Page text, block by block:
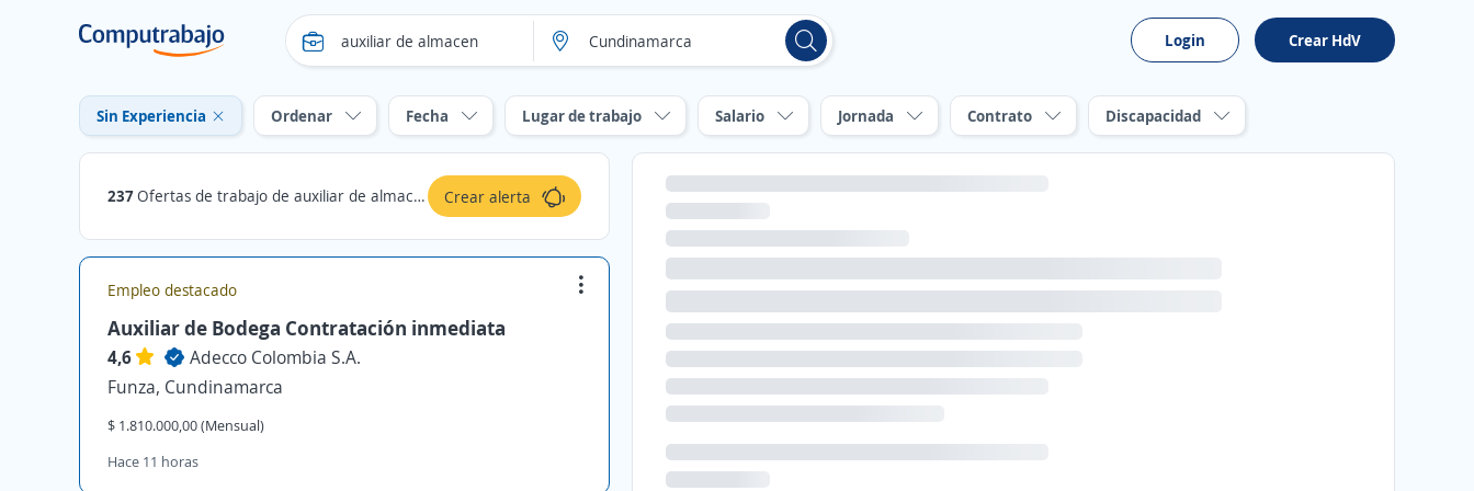
Login Crear HdV
Sin Experiencia Ordenar Fecha Lugar de trabajo Salario Jornada Contrato Discapacidad
237Ofertas de trabajo de auxiliar de almacen sin experiencia en Cundinamarca Crear alerta
Empleo destacado
Auxiliar de Bodega Contratación inmediata
4,6
Adecco Colombia S.A.
Funza, Cundinamarca
$ 1.810.000,00 (Mensual)
Hace 11 horas